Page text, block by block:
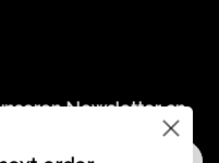
Newsletter an